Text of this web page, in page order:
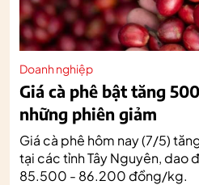
Doanh nghiệp
Giá cà phê bật tăng
những phiên giảm
Giá cà phê hôm nay (7/5)
tại các tỉnh Tây Nguyên, dao
85.500 - 86.200 đồng/kg.